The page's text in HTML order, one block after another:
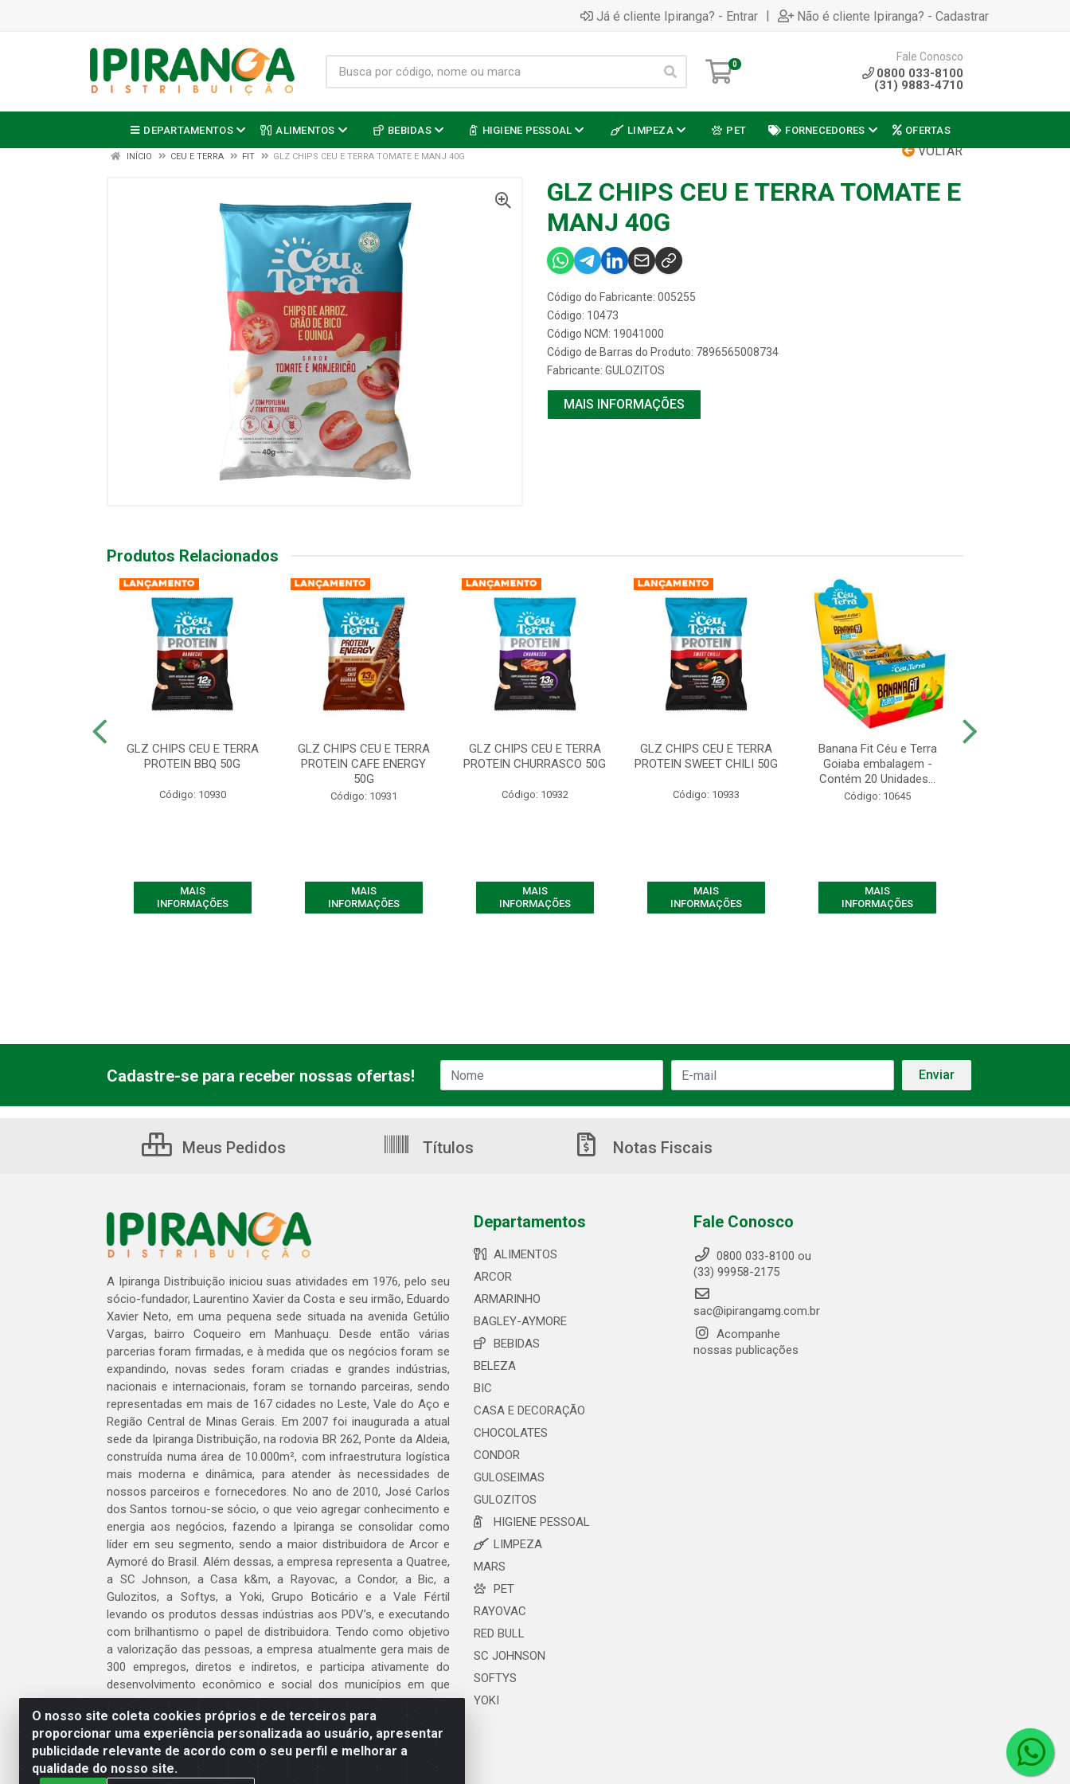
Já é cliente Ipiranga? - Entrar | Não é cliente Ipiranga? - Cadastrar
0
Fale Conosco
0800 033-8100
(31) 9883-4710
DEPARTAMENTOS ALIMENTOS BEBIDAS HIGIENE PESSOAL LIMPEZA PET FORNECEDORES OFERTAS
VOLTAR
INÍCIO CEU E TERRA FIT GLZ CHIPS CEU E TERRA TOMATE E MANJ 40G
GLZ CHIPS CEU E TERRA TOMATE E
MANJ 40G
Código do Fabricante: 005255
Código: 10473
Código NCM: 19041000
Código de Barras do Produto: 7896565008734
Fabricante: GULOZITOS
MAIS INFORMAÇÕES
Produtos Relacionados
GLZ CHIPS CEU E TERRA
PROTEIN BBQ 50G
Código: 10930
MAIS
INFORMAÇÕES
GLZ CHIPS CEU E TERRA
PROTEIN CAFE ENERGY
50G
Código: 10931
MAIS
INFORMAÇÕES
GLZ CHIPS CEU E TERRA
PROTEIN CHURRASCO 50G
Código: 10932
MAIS
INFORMAÇÕES
GLZ CHIPS CEU E TERRA
PROTEIN SWEET CHILI 50G
Código: 10933
MAIS
INFORMAÇÕES
Banana Fit Céu e Terra
Goiaba embalagem -
Contém 20 Unidades...
Código: 10645
MAIS
INFORMAÇÕES
O nosso site coleta cookies próprios e de terceiros para
proporcionar uma experiência personalizada ao usuário, apresentar
publicidade relevante de acordo com o seu perfil e melhorar a
qualidade do nosso site.
Cadastre-se para receber nossas ofertas!
Meus Pedidos Títulos Notas Fiscais
A Ipiranga Distribuição iniciou suas atividades em 1976, pelo seu
sócio-fundador, Laurentino Xavier da Costa e seu irmão, Eduardo
Xavier Neto, em uma pequena sede situada na avenida Getúlio
Vargas, bairro Coqueiro em Manhuaçu. Desde então várias
parcerias foram firmadas, e à medida que os negócios foram se
expandindo, novas sedes foram criadas e grandes indústrias,
nacionais e internacionais, foram se tornando parceiras, sendo
representadas em mais de 167 cidades no Leste, Vale do Aço e
Região Central de Minas Gerais. Em 2007 foi inaugurada a atual
sede da Ipiranga Distribuição, na rodovia BR 262, Ponte da Aldeia,
construída numa área de 10.000m², com infraestrutura logística
mais moderna e dinâmica, para atender às necessidades de
nossos parceiros e fornecedores. No ano de 2010, José Carlos
dos Santos tornou-se sócio, o que veio agregar conhecimento e
energia aos negócios, fazendo a Ipiranga se consolidar como
líder em seu segmento, sendo a maior distribuidora de Arcor e
Aymoré do Brasil. Além dessas, a empresa representa a Quatree,
a SC Johnson, a Casa k&m, a Rayovac, a Condor, a Bic, a
Gulozitos, a Softys, a Yoki, Grupo Boticário e a Vale Fértil
levando os produtos dessas indústrias aos PDV’s, e executando
com brilhantismo o papel de distribuidora. Tendo como objetivo
a valorização das pessoas, a empresa atualmente gera mais de
300 empregos, diretos e indiretos, e participa ativamente do
desenvolvimento econômico e social dos municípios em que
atua.
Venha fazer parte do nosso time!
Clique aqui
Departamentos
ALIMENTOS
ARCOR
ARMARINHO
BAGLEY-AYMORE
BEBIDAS
BELEZA
BIC
CASA E DECORAÇÃO
CHOCOLATES
CONDOR
GULOSEIMAS
GULOZITOS
HIGIENE PESSOAL
LIMPEZA
MARS
PET
RAYOVAC
RED BULL
SC JOHNSON
SOFTYS
YOKI
Fale Conosco
0800 033-8100 ou
(33) 99958-2175
sac@ipirangamg.com.br
Acompanhe
nossas publicações